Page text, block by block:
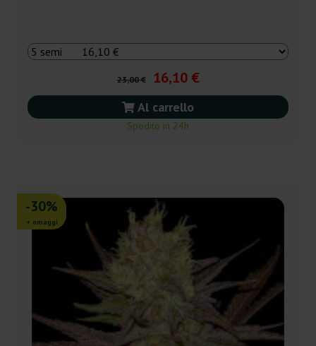
23,00 € 16,10 €
Al carrello
Spedito in 24h
-30%
+ omaggi